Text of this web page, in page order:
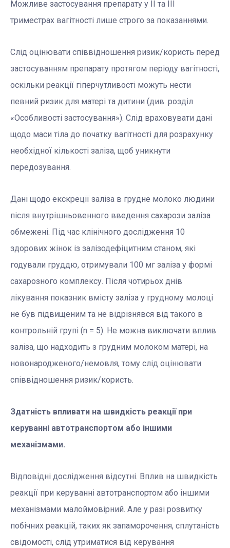
Можливе застосування препарату у ІІ та ІІІ
триместрах вагітності лише строго за показаннями.
Слід оцінювати співвідношення ризик/користь перед
застосуванням препарату протягом періоду вагітності,
оскільки реакції гіперчутливості можуть нести
певний ризик для матері та дитини (див. розділ
«Особливості застосування»). Слід враховувати дані
щодо маси тіла до початку вагітності для розрахунку
необхідної кількості заліза, щоб уникнути
передозування.
Дані щодо екскреції заліза в грудне молоко людини
після внутрішньовенного введення сахарози заліза
обмежені. Під час клінічного дослідження 10
здорових жінок із залізодефіцитним станом, які
годували груддю, отримували 100 мг заліза у формі
сахарозного комплексу. Після чотирьох днів
лікування показник вмісту заліза у грудному молоці
не був підвищеним та не відрізнявся від такого в
контрольній групі (n = 5). Не можна виключати вплив
заліза, що надходить з грудним молоком матері, на
новонародженого/немовля, тому слід оцінювати
співвідношення ризик/користь.
Здатність впливати на швидкість реакції при
керуванні автотранспортом або іншими
механізмами.
Відповідні дослідження відсутні. Вплив на швидкість
реакції при керуванні автотранспортом або іншими
механізмами малоймовірний. Але у разі розвитку
побічних реакцій, таких як запаморочення, сплутаність
свідомості, слід утриматися від керування